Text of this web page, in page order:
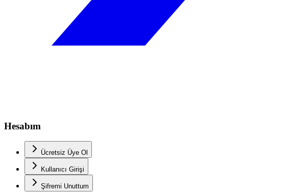
Hesabım
Ücretsiz Üye Ol
Kullanıcı Girişi
Şifremi Unuttum